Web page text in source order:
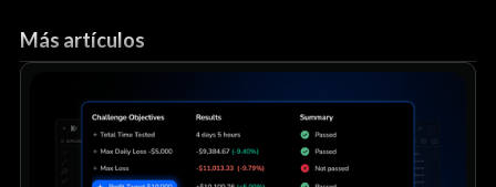
Más artículos